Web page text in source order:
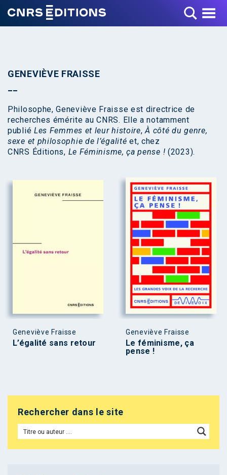
Toggle Menu
GENEVIÈVE FRAISSE
Philosophe, Geneviève Fraisse est directrice de
recherches émérite au CNRS. Elle a notamment
publié Les Femmes et leur histoire,À côté du genre,
sexe et philosophie de l’égalité et, chez
CNRS Éditions, Le Féminisme, ça pense ! (2023).
Geneviève Fraisse
L’égalité sans retour
Geneviève Fraisse
Le féminisme, ça
pense !
Rechercher dans le site